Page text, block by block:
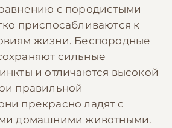
с породистыми
приспосабливаются к
жизни. Беспородные
сильные
и отличаются высокой
правильной
прекрасно ладят с
домашними животными.